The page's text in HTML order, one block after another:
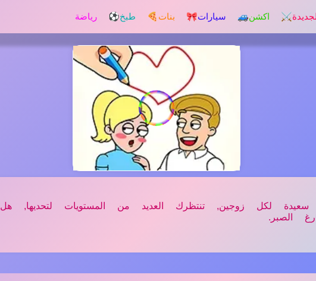
⚔️ اكشن🚙 سيارات🎀 بنات 🍕 طبخ⚽ رياضة
سعيدة لكل زوجين, تنتظرك العديد من المستويات لتحديها, هل
الصبر.